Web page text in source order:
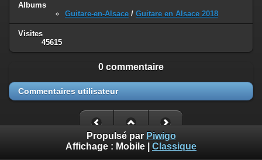
Albums
Guitare-en-Alsace / Guitare en Alsace 2018
Visites
45615
0 commentaire
Commentaires utilisateur
Propulsé par Piwigo
Affichage : Mobile Classique